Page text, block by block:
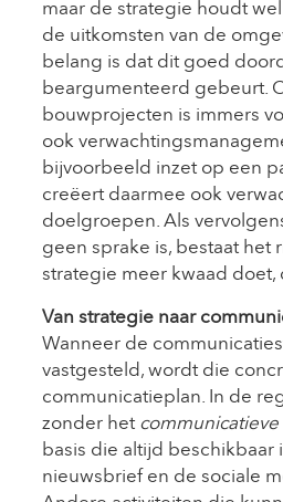
maar de strategie houdt
de uitkomsten van de
belang is dat dit goed
beargumenteerd gebeurt.
bouwprojecten is immers
ook
bijvoorbeeld inzet op een
creëert daarmee ook
doelgroepen. Als
geen sprake is, bestaat het
strategie meer kwaad doet,
Van strategie naar
Wanneer de
vastgesteld, wordt die
communicatieplan. In de
zonder het
basis die altijd beschikbaar
nieuwsbrief en de sociale